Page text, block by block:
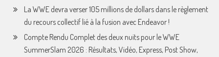
La WWE devra verser 105 millions de dollars dans le règlement
du recours collectif lié à la fusion avec Endeavor !
Compte Rendu Complet des deux nuits pour le WWE
SummerSlam 2026 : Résultats, Vidéo, Express, Post Show,